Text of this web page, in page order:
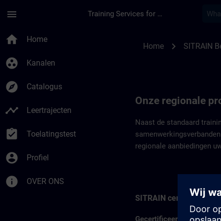
menu Training Services for Digital Industries
home Home
group_work Kanalen
explore Catalogus
timeline Leertrajecten
assignment_turned_in Toelatingstest
account_circle Profiel
info OVER ONS
Home chevron_right SITRAIN
Onze regionale
Naast de standaard
regionale aanbiedingen
SITRAIN
Gecertificeerde